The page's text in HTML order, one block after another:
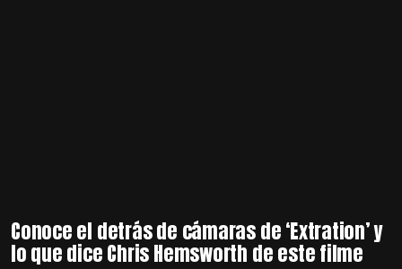
Conoce el detrás de cámaras de ‘Extration’ y
lo que dice Chris Hemsworth de este filme